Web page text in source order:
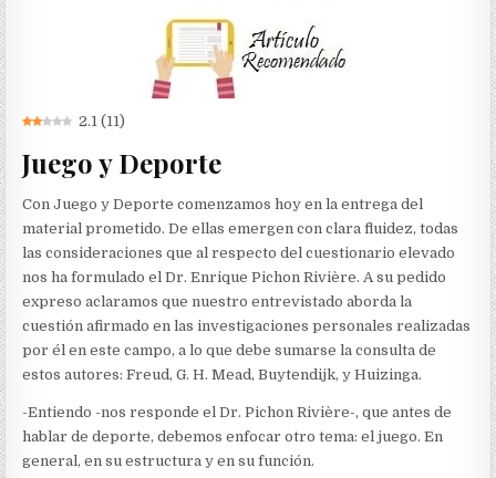
2.1 (11)
Juego y Deporte
Con Juego y Deporte comenzamos hoy en la entrega del
material prometido. De ellas emergen con clara fluidez, todas
las consideraciones que al respecto del cuestionario elevado
nos ha formulado el Dr. Enrique Pichon Rivière. A su pedido
expreso aclaramos que nuestro entrevistado aborda la
cuestión afirmado en las investigaciones personales realizadas
por él en este campo, a lo que debe sumarse la consulta de
estos autores: Freud, G. H. Mead, Buytendijk, y Huizinga.
-Entiendo -nos responde el Dr. Pichon Rivière-, que antes de
hablar de deporte, debemos enfocar otro tema: el juego. En
general, en su estructura y en su función.